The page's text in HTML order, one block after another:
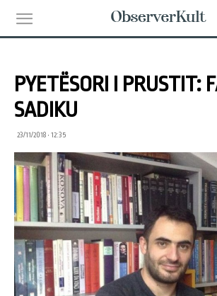
PYETËSORI I PRUSTIT:
SADIKU
23/11/2018 • 12:35